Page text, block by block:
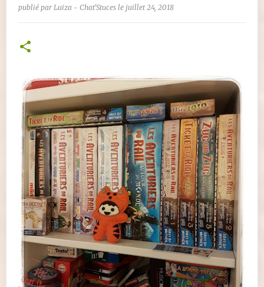
publié par Luiza - Chat'Stuces le juillet 24, 2018